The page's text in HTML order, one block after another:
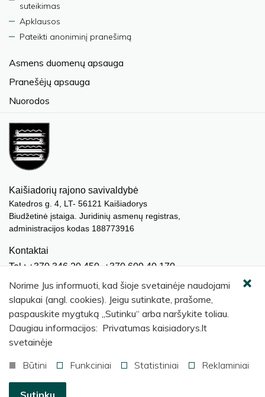
suteikimas
Apklausos
Pateikti anoniminį pranešimą
Asmens duomenų apsauga
Pranešėjų apsauga
Nuorodos
Kaišiadorių rajono savivaldybė
Katedros g. 4, LT- 56121 Kaišiadorys
Biudžetinė įstaiga. Juridinių asmenų registras,
administracijos kodas 188773916
Kontaktai
Tel.: +370 346 20 450, +370 609 40 170
El. paštas.: meras@kaisiadorys.lt
dokumentai@kaisiadorys.lt
Naujienų prenumerata
© 2026 Kaišiadorių rajono savivaldybė
Norime Jus informuoti, kad šioje svetainėje naudojami
slapukai (angl. cookies). Jeigu sutinkate, prašome,
paspauskite mygtuką „Sutinku“ arba naršykite toliau.
Daugiau informacijos: Privatumas kaisiadorys.lt
svetainėje
Būtini
Funkciniai Statistiniai Reklaminiai
Sutinku